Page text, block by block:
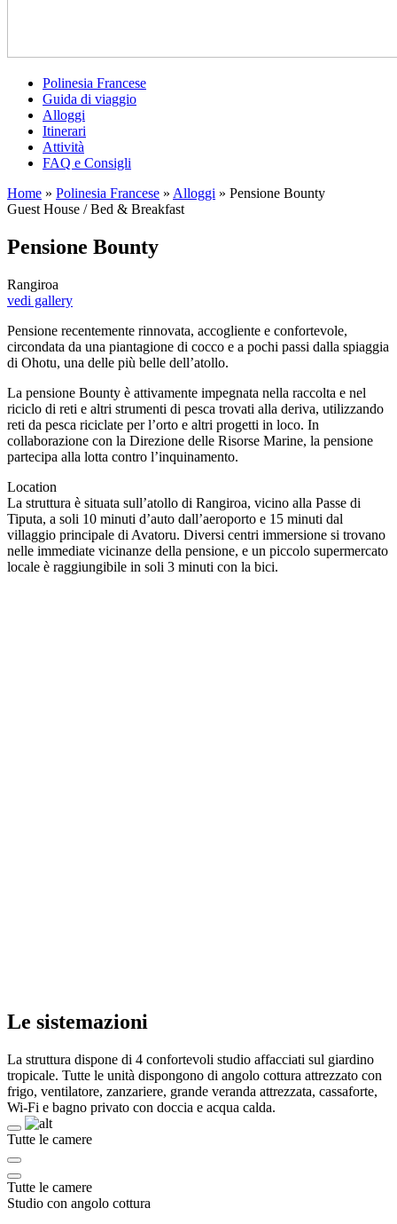
Polinesia Francese
Guida di viaggio
Alloggi
Itinerari
Attività
FAQ e Consigli
Home » Polinesia Francese » Alloggi » Pensione Bounty
Guest House / Bed & Breakfast
Pensione Bounty
Rangiroa
vedi gallery
Pensione recentemente rinnovata, accogliente e confortevole,
circondata da una piantagione di cocco e a pochi passi dalla spiaggia
di Ohotu, una delle più belle dell’atollo.
La pensione Bounty è attivamente impegnata nella raccolta e nel
riciclo di reti e altri strumenti di pesca trovati alla deriva, utilizzando
reti da pesca riciclate per l’orto e altri progetti in loco. In
collaborazione con la Direzione delle Risorse Marine, la pensione
partecipa alla lotta contro l’inquinamento.
Location
La struttura è situata sull’atollo di Rangiroa, vicino alla Passe di
Tiputa, a soli 10 minuti d’auto dall’aeroporto e 15 minuti dal
villaggio principale di Avatoru. Diversi centri immersione si trovano
nelle immediate vicinanze della pensione, e un piccolo supermercato
locale è raggiungibile in soli 3 minuti con la bici.
Le sistemazioni
La struttura dispone di 4 confortevoli studio affacciati sul giardino
tropicale. Tutte le unità dispongono di angolo cottura attrezzato con
frigo, ventilatore, zanzariere, grande veranda attrezzata, cassaforte,
Wi-Fi e bagno privato con doccia e acqua calda.
Tutte le camere
Tutte le camere
Studio con angolo cottura